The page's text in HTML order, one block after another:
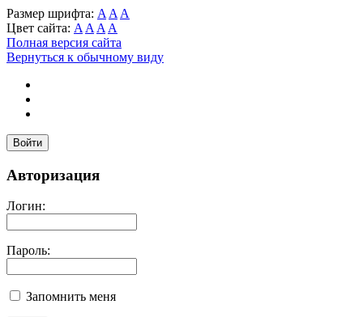
Размер шрифта: A A A
Цвет сайта: A A A A
Полная версия сайта
Вернуться к обычному виду
Войти
Авторизация
Логин:
Пароль:
Запомнить меня